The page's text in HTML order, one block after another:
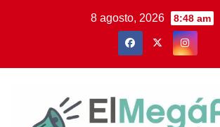
8 agosto, 2026 8:48 am